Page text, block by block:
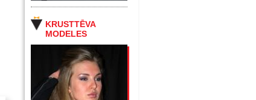
KRUSTTĒVA
MODELES